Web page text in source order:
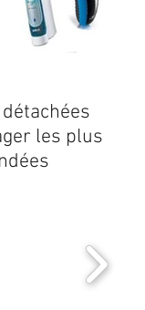
les plus